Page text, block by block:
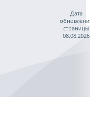
Дата
страницы
08.08.2026